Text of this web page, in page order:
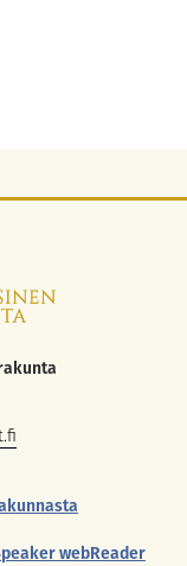
webReader